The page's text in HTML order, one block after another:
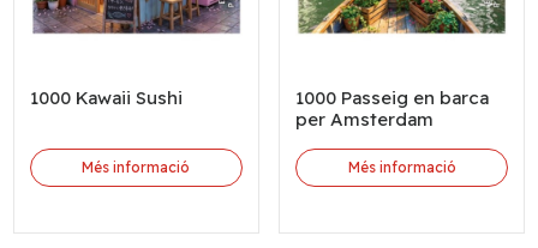
1000 Kawaii Sushi
Més informació
1000 Passeig en barca
per Amsterdam
Més informació